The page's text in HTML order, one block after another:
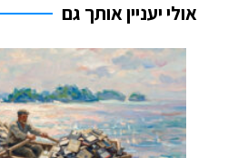
אולי יעניין אותך גם